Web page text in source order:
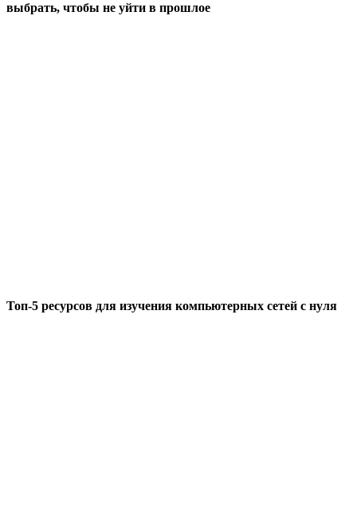
выбрать, чтобы не уйти в прошлое
Топ-5 ресурсов для изучения компьютерных сетей с нуля